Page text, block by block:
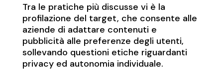
Tra le pratiche più discusse vi è la
profilazione del target, che consente alle
aziende di adattare contenuti e
pubblicità alle preferenze degli utenti,
sollevando questioni etiche riguardanti
privacy ed autonomia individuale.